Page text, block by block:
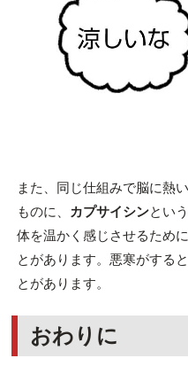
また、同じ仕組みで脳に熱
ものに、
カプサイシンとい
体を温かく感じさせるため
とがあります。悪寒がする
とがあります。
おわりに